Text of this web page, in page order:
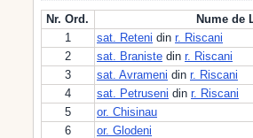
Nr. Ord.
Nume de
1
sat. Reteni din r. Riscani
2
sat. Braniste din r. Riscani
3
sat. Avrameni din r. Riscani
4
sat. Petruseni din r. Riscani
5
or. Chisinau
6
or. Glodeni